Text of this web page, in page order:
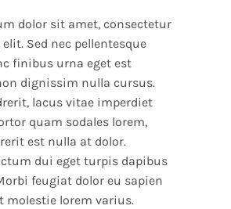
dolor sit amet, consectetur
Sed nec pellentesque
finibus urna eget est
dignissim nulla cursus.
lacus vitae imperdiet
quam sodales lorem,
est nulla at dolor.
dui eget turpis dapibus
feugiat dolor eu sapien
molestie lorem varius.